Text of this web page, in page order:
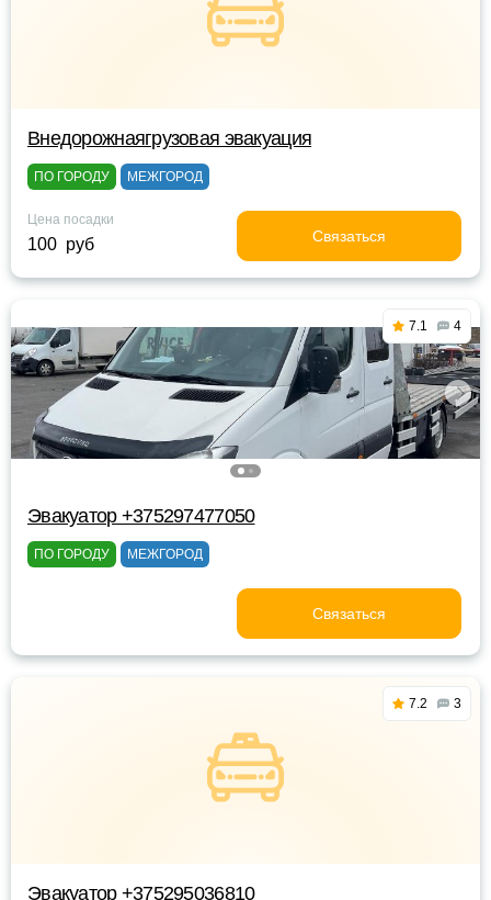
Внедорожнаягрузовая эвакуация
ПО ГОРОДУ МЕЖГОРОД
Цена посадки
100 руб Связаться
7.1 4
Эвакуатор +375297477050
ПО ГОРОДУ МЕЖГОРОД
Связаться
7.2 3
Эвакуатор +375295036810